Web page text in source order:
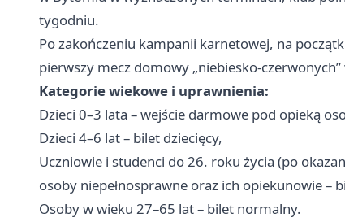
tygodniu.
Po zakończeniu kampanii karnetowej, na
pierwszy mecz domowy „niebiesko-czerwonych”
Kategorie wiekowe i uprawnienia:
Dzieci 0–3 lata – wejście darmowe pod opieką
Dzieci 4–6 lat – bilet dziecięcy,
Uczniowie i studenci do 26. roku życia (po
osoby niepełnosprawne oraz ich opiekunowie –
Osoby w wieku 27–65 lat – bilet normalny.